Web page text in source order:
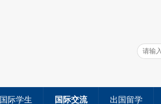
国际学生 国际交流 出国留学